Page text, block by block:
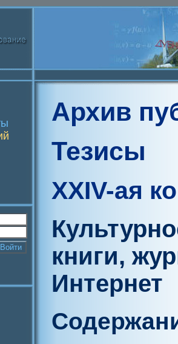
Архив
Тезисы
XXIV-ая
книги,
Интернет